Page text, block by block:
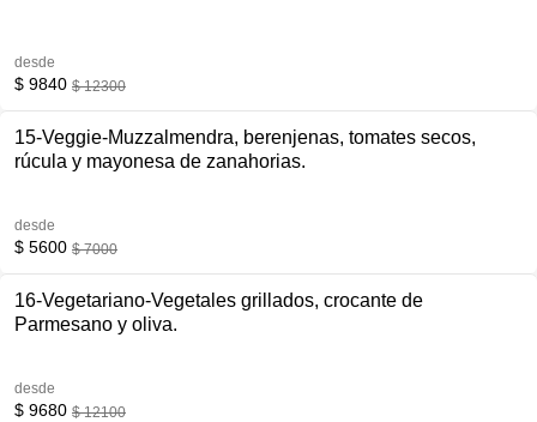
desde
$ 9840 $ 12300
15-Veggie-Muzzalmendra, berenjenas, tomates secos,
rúcula y mayonesa de zanahorias.
desde
$ 5600 $ 7000
16-Vegetariano-Vegetales grillados, crocante de
Parmesano y oliva.
desde
$ 9680 $ 12100